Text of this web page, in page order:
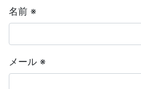
名前 ※
メール ※